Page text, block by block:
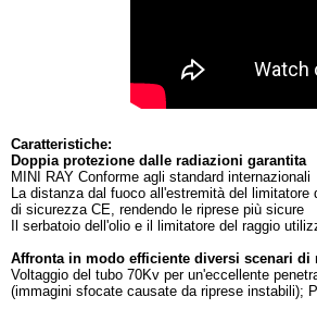
Caratteristiche:
Doppia protezione dalle radiazioni garantita
MINI RAY Conforme agli standard internazionali
La distanza dal fuoco all'estremità del
di sicurezza CE, rendendo le riprese più sicure
Il serbatoio dell'olio e il limitatore del raggio
Affronta in modo efficiente diversi scenari di
Voltaggio del tubo 70Kv per un'eccellente
(immagini sfocate causate da riprese instabili);